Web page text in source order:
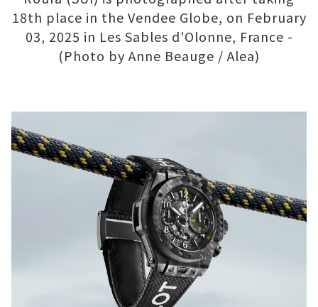
18th place in the Vendee Globe, on February
03, 2025 in Les Sables d'Olonne, France -
(Photo by Anne Beauge / Alea)